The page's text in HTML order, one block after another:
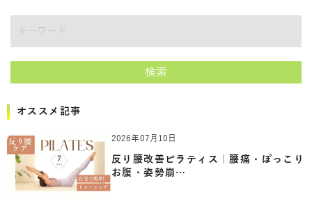
検索
オススメ記事
2026年07月10日
反り腰改善ピラティス｜腰痛・ぽっこり
お腹・姿勢崩…